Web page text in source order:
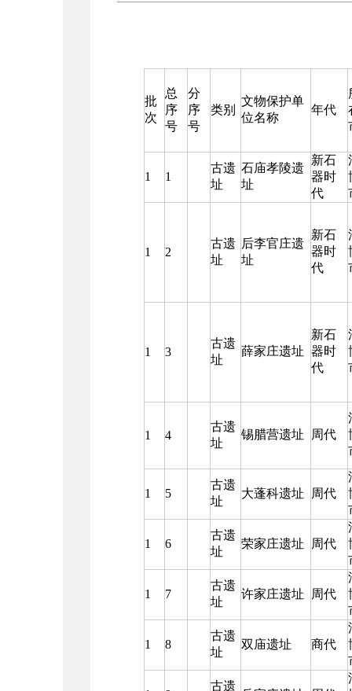
批
次
总
序
号
分
序
号
类别
文物保护单
位名称
年代
1 1
古遗
址
石庙孝陵遗
址
新石
器时
代
1 2
古遗
址
后李官庄遗
址
新石
器时
代
1 3
古遗
址
薛家庄遗址
新石
器时
代
1 4
古遗
址
锡腊营遗址 周代
1 5
古遗
址
大蓬科遗址 周代
1 6
古遗
址
荣家庄遗址 周代
1 7
古遗
址
许家庄遗址 周代
1 8
古遗
址
双庙遗址 商代
古遗